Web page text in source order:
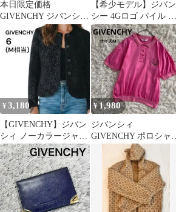
本日限定価格
GIVENCHY ジバンシ
ィ 長財布 ブラッ
ク メンズ レディー
ス
【希少モデル】ジバン
シー 4Gロゴ パイル T
シャツ 刺繍 M ブラッ
ク 黒
¥ 3,180
​【GIVENCHY】ジバン
シィ ノーカラージャケ
ットブラック 6
M【101】
¥1,980
ジバンシィ
GIVENCHY ポロシャ
ツ トップス カット
ソー 半袖 刺繍 M